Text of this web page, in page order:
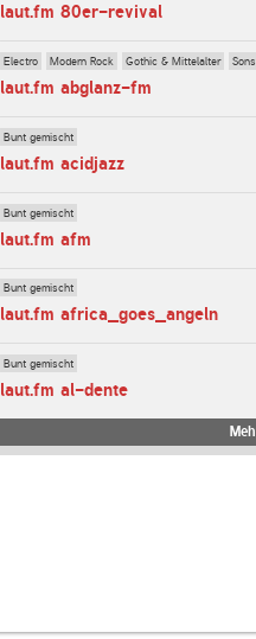
laut.fm 80er-revival
Electro Modern Rock Gothic & Mittelalter
laut.fm abglanz-fm
Bunt gemischt
laut.fm acidjazz
Bunt gemischt
laut.fm afm
Bunt gemischt
laut.fm africa_goes_angeln
Bunt gemischt
laut.fm al-dente